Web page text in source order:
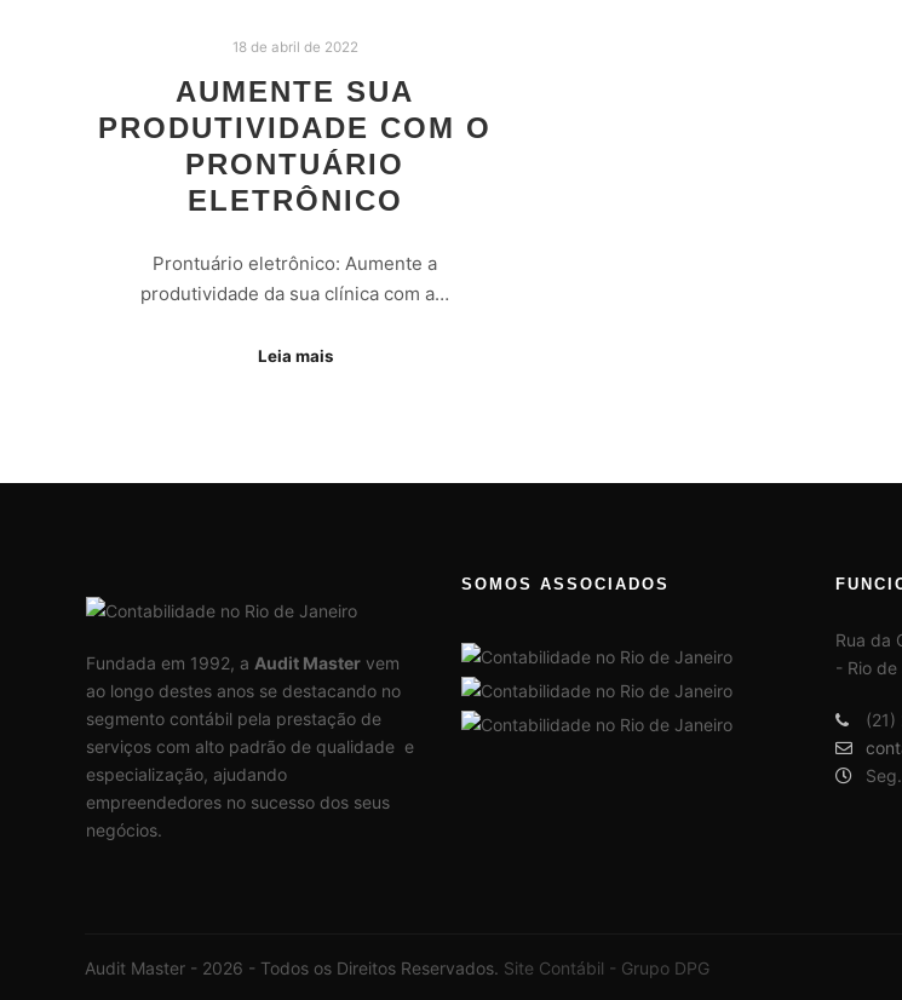
18 de abril de 2022
AUMENTE SUA
PRODUTIVIDADE COM O
PRONTUÁRIO
ELETRÔNICO
Prontuário eletrônico: Aumente a
produtividade da sua clínica com a…
Leia mais
Fundada em 1992, a Audit Master vem
ao longo destes anos se destacando no
segmento contábil pela prestação de
serviços com alto padrão de qualidade e
especialização, ajudando
empreendedores no sucesso dos seus
negócios.
SOMOS ASSOCIADOS
Rua da
- Rio
Audit Master - 2026 - Todos os Direitos Reservados. Site Contábil - Grupo DPG